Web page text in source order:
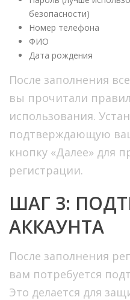
безопасности)
Номер телефона
ФИО
Дата рождения
После заполнения
вы прочитали
использования.
подтверждающую
кнопку «Далее» для
регистрации.
ШАГ 3:
АККАУНТА
После заполнения
вам потребуется
Это делается для